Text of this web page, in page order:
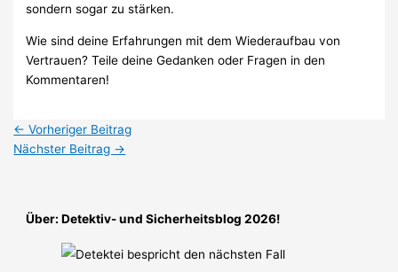
sondern sogar zu stärken.
Wie sind deine Erfahrungen mit dem Wiederaufbau von
Vertrauen? Teile deine Gedanken oder Fragen in den
Kommentaren!
← Vorheriger Beitrag
Nächster Beitrag →
Über: Detektiv- und Sicherheitsblog 2026!